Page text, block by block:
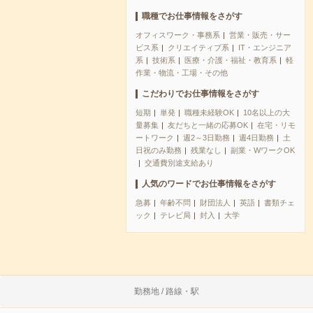
職種でお仕事情報をさがす
オフィスワーク・事務系
営業・販売・サー
ビス系
クリエイティブ系
IT・エンジニア
系
技術系 医療・介護・福祉・教育系
軽
作業・物流・工場・その他
こだわりでお仕事情報をさがす
短期 単発 職種未経験OK
10名以上の大
量募集
友だちと一緒の応募OK
在宅・リモ
ートワーク
週2～3日勤務 週4日勤務
土
日祝のみ勤務
残業なし
副業・WワークOK
交通費別途支給あり
人気のワードでお仕事情報をさがす
急募 年齢不問 財団法人 英語
書類チェ
ック
テレビ局 封入 大学
勤務地 / 路線・駅